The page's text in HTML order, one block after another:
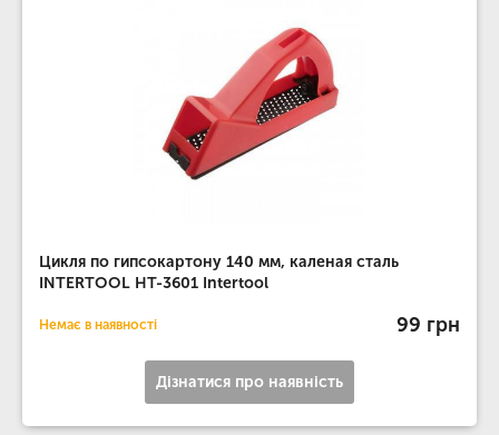
Цикля по гипсокартону 140 мм, каленая сталь
INTERTOOL HT-3601 Intertool
Немає в наявності 99 грн
Дізнатися про наявність